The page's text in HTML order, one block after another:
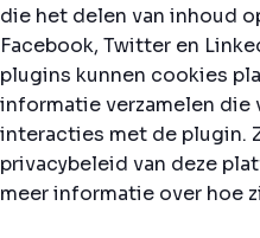
die het delen van inhoud
Facebook, Twitter en
plugins kunnen cookies
informatie verzamelen die
interacties met de plugin.
privacybeleid van deze
meer informatie over hoe